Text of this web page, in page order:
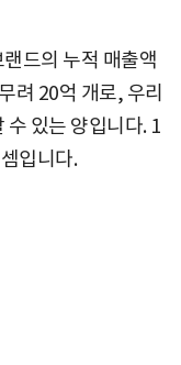
드의 누적 매출액
려 20억 개로, 우리
수 있는 양입니다. 1
입니다.